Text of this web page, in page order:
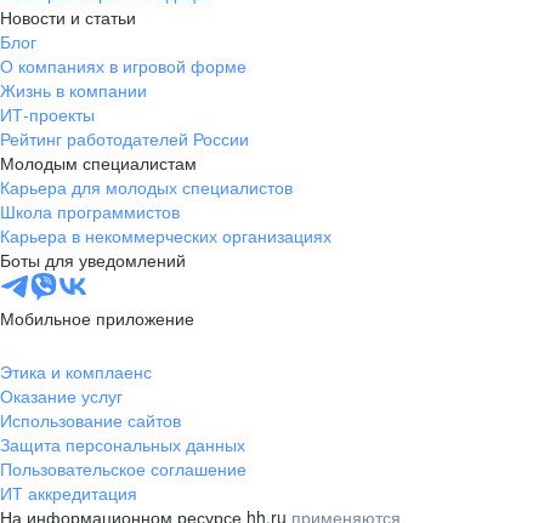
Новости и статьи
Блог
О компаниях в игровой форме
Жизнь в компании
ИТ-проекты
Рейтинг работодателей России
Молодым специалистам
Карьера для молодых специалистов
Школа программистов
Карьера в некоммерческих организациях
Боты для уведомлений
Мобильное приложение
Этика и комплаенс
Оказание услуг
Использование сайтов
Защита персональных данных
Пользовательское соглашение
ИТ аккредитация
На информационном ресурсе hh.ru применяются